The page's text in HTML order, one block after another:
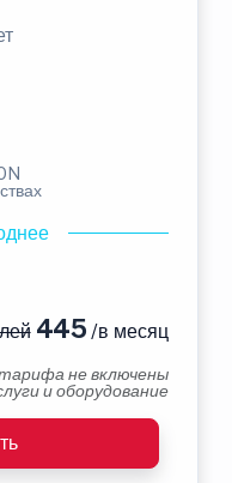
445 /в месяц
не включены
и оборудование